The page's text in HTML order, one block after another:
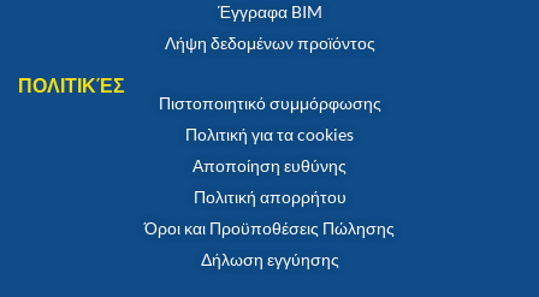
Έγγραφα BIM
Λήψη δεδομένων προϊόντος
ΠΟΛΙΤΙΚΈΣ
Πιστοποιητικό συμμόρφωσης
Πολιτική για τα cookies
Αποποίηση ευθύνης
Πολιτική απορρήτου
Όροι και Προϋποθέσεις Πώλησης
Δήλωση εγγύησης